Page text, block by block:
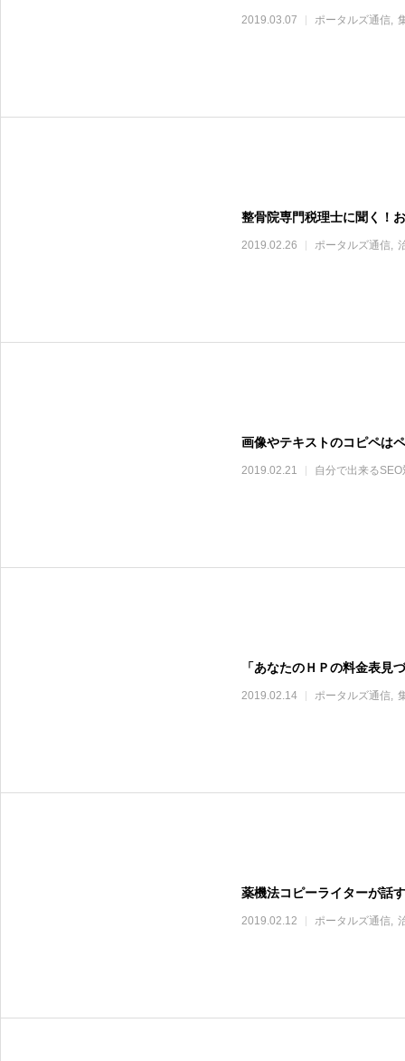
2019.03.07 ポータルズ通信
整骨院専門税理士に聞く！
2019.02.26 ポータルズ通信
画像やテキストのコピペは
2019.02.21 自分で出来るSEO
「あなたのＨＰの料金表見
2019.02.14 ポータルズ通信
薬機法コピーライターが話
2019.02.12 ポータルズ通信